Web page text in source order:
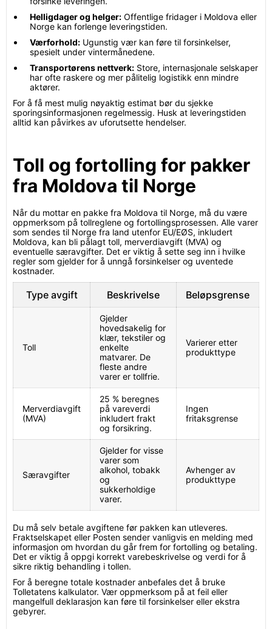
Helligdager og helger: Offentlige fridager i Moldova eller
Norge kan forlenge leveringstiden.
Værforhold: Ugunstig vær kan føre til forsinkelser,
spesielt under vintermånedene.
Transportørens nettverk: Store, internasjonale selskaper
har ofte raskere og mer pålitelig logistikk enn mindre
aktører.
For å få mest mulig nøyaktig estimat bør du sjekke
sporingsinformasjonen regelmessig. Husk at leveringstiden
alltid kan påvirkes av uforutsette hendelser.
Toll og fortolling for pakker
fra Moldova til Norge
Når du mottar en pakke fra Moldova til Norge, må du være
oppmerksom på tollreglene og fortollingsprosessen. Alle varer
som sendes til Norge fra land utenfor EU/EØS, inkludert
Moldova, kan bli pålagt toll, merverdiavgift (MVA) og
eventuelle særavgifter. Det er viktig å sette seg inn i hvilke
regler som gjelder for å unngå forsinkelser og uventede
kostnader.
Type avgift Beskrivelse Beløpsgrense
Toll
Gjelder
hovedsakelig for
klær, tekstiler og
enkelte
matvarer. De
fleste andre
varer er tollfrie.
Varierer etter
produkttype
Merverdiavgift
(MVA)
25 % beregnes
på vareverdi
inkludert frakt
og forsikring.
Ingen
fritaksgrense
Særavgifter
Gjelder for visse
varer som
alkohol, tobakk
og
sukkerholdige
varer.
Avhenger av
produkttype
Du må selv betale avgiftene før pakken kan utleveres.
Fraktselskapet eller Posten sender vanligvis en melding med
informasjon om hvordan du går frem for fortolling og betaling.
Det er viktig å oppgi korrekt varebeskrivelse og verdi for å
sikre riktig behandling i tollen.
For å beregne totale kostnader anbefales det å bruke
Tolletatens kalkulator. Vær oppmerksom på at feil eller
mangelfull deklarasjon kan føre til forsinkelser eller ekstra
gebyrer.